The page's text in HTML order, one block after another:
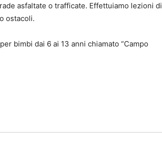
asfaltate o trafficate. Effettuiamo lezioni di
ostacoli.
bimbi dai 6 ai 13 anni chiamato “Campo